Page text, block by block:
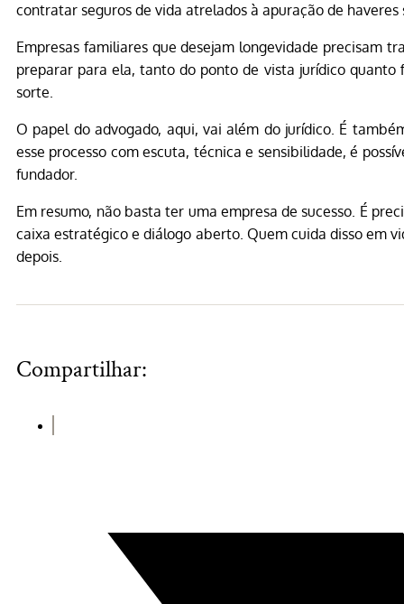
contratar seguros de vida atrelados à apuração de
Empresas familiares que desejam longevidade precisam
preparar para ela, tanto do ponto de vista jurídico
sorte.
O papel do advogado, aqui, vai além do jurídico. É
esse processo com escuta, técnica e sensibilidade, é
fundador.
Em resumo, não basta ter uma empresa de sucesso. É
caixa estratégico e diálogo aberto. Quem cuida disso em
depois.
Compartilhar: